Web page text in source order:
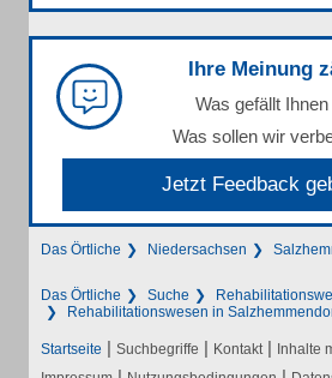
Ihre Meinung
Was gefällt Ihnen
Was sollen wir
Jetzt Feedback
Das Örtliche Niedersachsen
Das Örtliche Suche
Rehabilitationswesen in
Startseite | Suchbegriffe | Kontakt | Inhalte